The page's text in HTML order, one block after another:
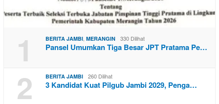
1 BERITA JAMBI, MERANGIN 330 Dilihat
Pansel Umumkan Tiga Besar JPT Pratama Pe…
2 BERITA JAMBI 260 Dilihat
3 Kandidat Kuat Pilgub Jambi 2029, Penga…